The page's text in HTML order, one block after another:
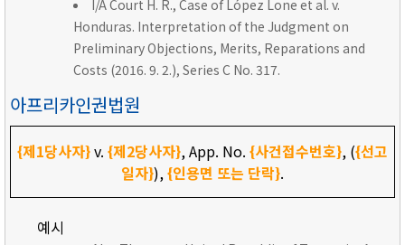
I/A Court H. R., Case of López Lone et al. v.
Honduras. Interpretation of the Judgment on
Preliminary Objections, Merits, Reparations and
Costs (2016. 9. 2.), Series C No. 317.
아프리카인권법원
{제1당사자}v. {제2당사자}, App. No. {사건접수번호}, ({선고
일자}),{인용면 또는 단락}.
예시